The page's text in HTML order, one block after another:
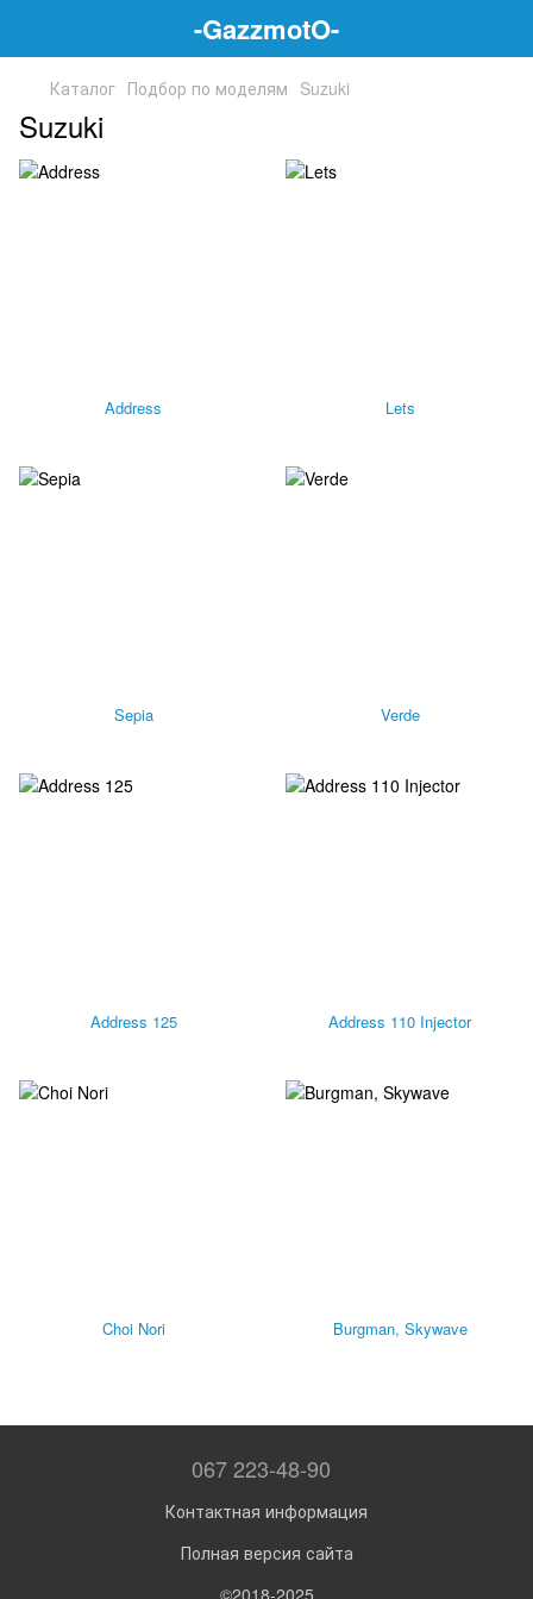
-GazzmotO-
Каталог Подбор по моделям Suzuki
Suzuki
Address Lets
Sepia Verde
Address 125 Address 110 Injector
Choi Nori Burgman, Skywave
067 223-48-90
Контактная информация
Полная версия сайта
©2018-2025